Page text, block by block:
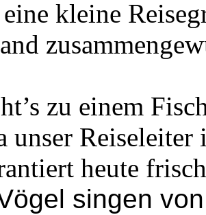
kleine
zu einem
unser Reiseleiter
heute
singen